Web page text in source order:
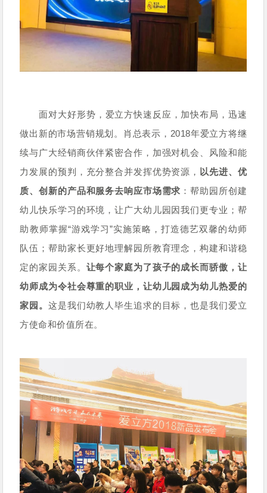
面对大好形势，爱立方快速反应，加快布局，迅速
做出新的市场营销规划。肖总表示，2018年爱立方将继
续与广大经销商伙伴紧密合作，加强对机会、风险和能
力发展的预判，充分整合并发挥优势资源， 以先进、优
质、创新的产品和服务去响应市场需求 ：帮助园所创建
幼儿快乐学习的环境，让广大幼儿园因我们更专业；帮
助教师掌握“游戏学习”实施策略，打造德艺双馨的幼师
队伍；帮助家长更好地理解园所教育理念，构建和谐稳
定的家园关系。 让每个家庭为了孩子的成长而骄傲，让
幼师成为令社会尊重的职业，让幼儿园成为幼儿热爱的
家园。这是我们幼教人毕生追求的目标，也是我们爱立
方使命和价值所在。